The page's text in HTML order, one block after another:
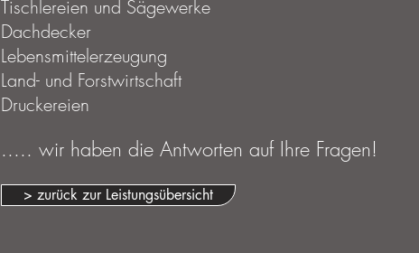
Tischlereien und Sägewerke
Dachdecker
Lebensmittelerzeugung
Land- und Forstwirtschaft
Druckereien
..... wir haben die Antworten auf Ihre Fragen!
> zurück zur Leistungsübersicht